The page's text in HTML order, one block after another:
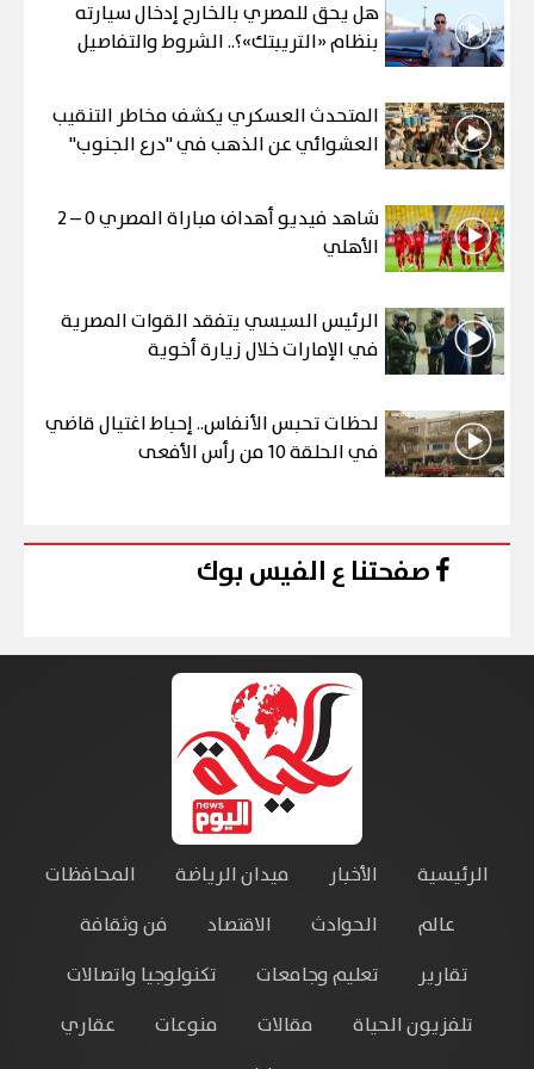
هل يحق للمصري بالخارج إدخال سيارته
بنظام «التريبتك»؟.. الشروط والتفاصيل
المتحدث العسكري يكشف مخاطر التنقيب
العشوائي عن الذهب في "درع الجنوب"
شاهد فيديو أهداف مباراة المصري 0 – 2
الأهلي
الرئيس السيسي يتفقد القوات المصرية
في الإمارات خلال زيارة أخوية
لحظات تحبس الأنفاس.. إحباط اغتيال قاضي
في الحلقة 10 من رأس الأفعى
صفحتنا ع الفيس بوك
الرئيسية الأخبار ميدان الرياضة
المحافظات
عالم
الحوادث الاقتصاد
فن وثقافة
تقارير
تعليم وجامعات
تكنولوجيا واتصالات
تلفزيون الحياة
مقالات منوعات
عقاري